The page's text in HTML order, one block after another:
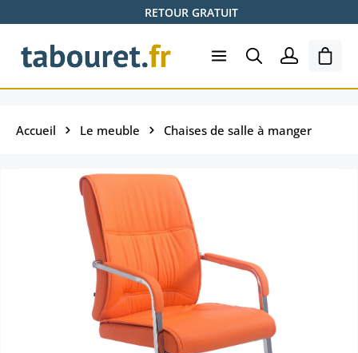
Passer au contenu principalRETOUR GRATUIT
Le
Accueil Le meuble Chaises de salle à manger